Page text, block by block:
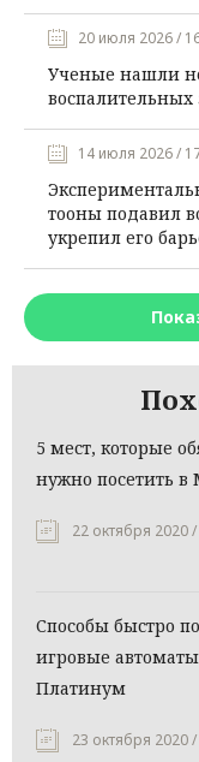
20 июля 2026 /
Ученые нашли
14 июля 2026 /
тооны подавил
укрепил его
5 мест, которые
нужно посетить в
22 октября 2020
Способы быстро
игровые
Платинум
23 октября 2020